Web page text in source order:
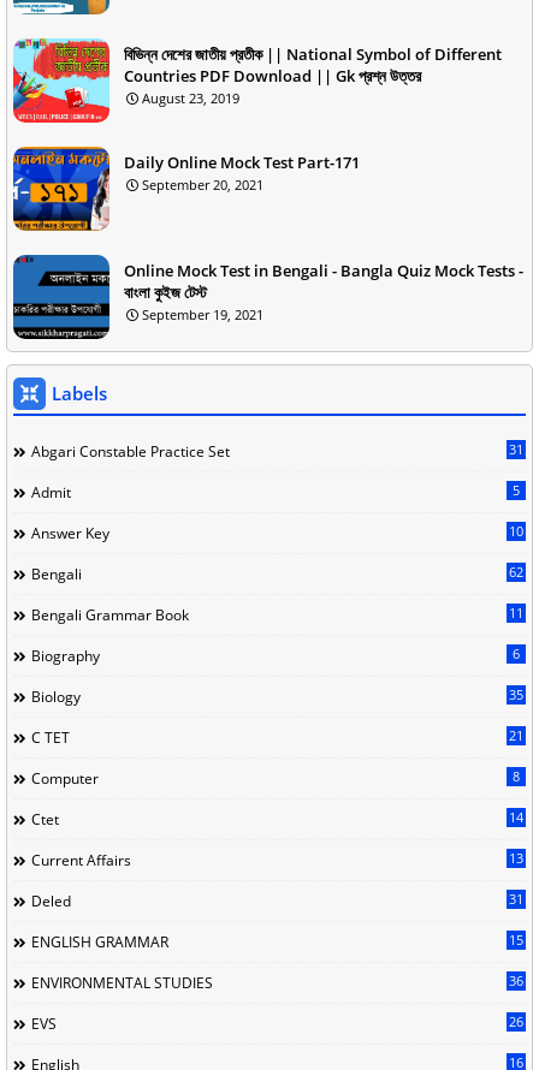
বিভিন্ন দেশের জাতীয় প্রতীক || National Symbol of Different
Countries PDF Download || Gk প্রশ্ন উত্তর
August 23, 2019
Daily Online Mock Test Part-171
September 20, 2021
Online Mock Test in Bengali - Bangla Quiz Mock Tests -
বাংলা কুইজ টেস্ট
September 19, 2021
Labels
Abgari Constable Practice Set 31
Admit 5
Answer Key 10
Bengali 62
Bengali Grammar Book 11
Biography 6
Biology 35
C TET 21
Computer 8
Ctet 14
Current Affairs 13
Deled 31
ENGLISH GRAMMAR 15
ENVIRONMENTAL STUDIES 36
EVS 26
English 16